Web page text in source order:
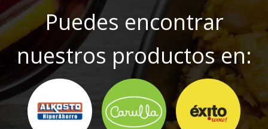
Puedes encontrar
nuestros productos en: